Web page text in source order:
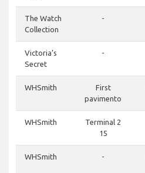
The Watch
Collection
-
Victoria’s
Secret
-
WHSmith
First
pavimento
WHSmith
Terminal 2
15
WHSmith -